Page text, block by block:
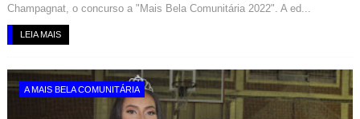
Champagnat, o concurso a "Mais Bela Comunitária 2022". A ed...
LEIA MAIS
A MAIS BELA COMUNITÁRIA